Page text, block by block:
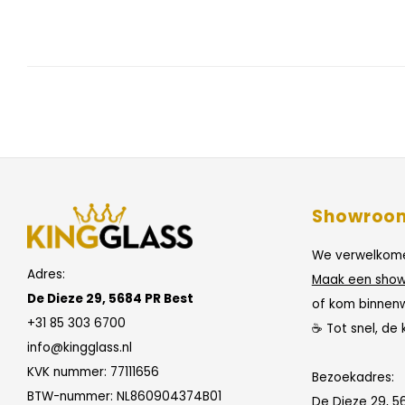
Adres:
De Dieze 29, 5684 PR Best
+31 85 303 6700
info@kingglass.nl
KVK nummer: 77111656
BTW-nummer: NL860904374B01
We
Maak een
of kom
☕ Tot snel,
Bezoekadres:
De Dieze 29,